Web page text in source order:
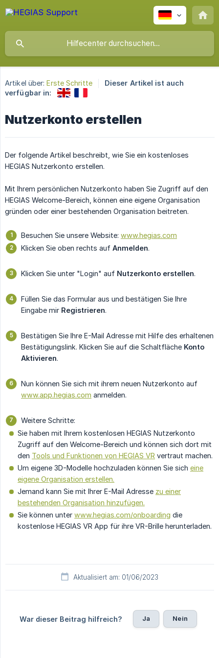
Artikel über: Erste Schritte
Dieser Artikel ist auch
verfügbar in:
Nutzerkonto erstellen
Der folgende Artikel beschreibt, wie Sie ein kostenloses
HEGIAS Nutzerkonto erstellen.
Mit Ihrem persönlichen Nutzerkonto haben Sie Zugriff auf den
HEGIAS Welcome-Bereich, können eine eigene Organisation
gründen oder einer bestehenden Organisation beitreten.
Besuchen Sie unsere Website: www.hegias.com
Klicken Sie oben rechts auf Anmelden.
Klicken Sie unter "Login" auf Nutzerkonto erstellen.
Füllen Sie das Formular aus und bestätigen Sie Ihre
Eingabe mir Registrieren.
Bestätigen Sie Ihre E-Mail Adresse mit Hilfe des erhaltenen
Bestätigungslink. Klicken Sie auf die Schaltfläche Konto
Aktivieren.
Nun können Sie sich mit ihrem neuen Nutzerkonto auf
www.app.hegias.com anmelden.
Weitere Schritte:
Sie haben mit Ihrem kostenlosen HEGIAS Nutzerkonto
Zugriff auf den Welcome-Bereich und können sich dort mit
den Tools und Funktionen von HEGIAS VR vertraut machen.
Um eigene 3D-Modelle hochzuladen können Sie sich eine
eigene Organisation erstellen.
Jemand kann Sie mit Ihrer E-Mail Adresse zu einer
bestehenden Organisation hinzufügen.
Sie können unter www.hegias.com/onboarding die
kostenlose HEGIAS VR App für ihre VR-Brille herunterladen.
Aktualisiert am: 01/06/2023
War dieser Beitrag hilfreich? Ja Nein